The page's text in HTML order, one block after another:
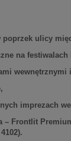
poprzek ulicy
na
wewnętrznymi
imprezach
– Frontlit